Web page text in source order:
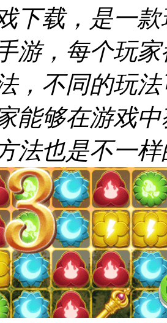
下载，是一
游，每个玩
，不同的玩
能够在游戏
法也是不一样